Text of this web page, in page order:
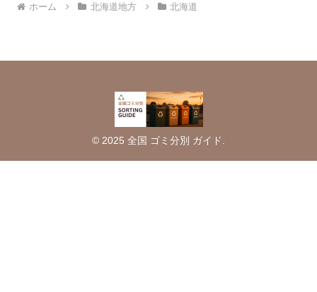
ホーム 北海道地方 北海道
© 2025 全国 ゴミ分別 ガイド.